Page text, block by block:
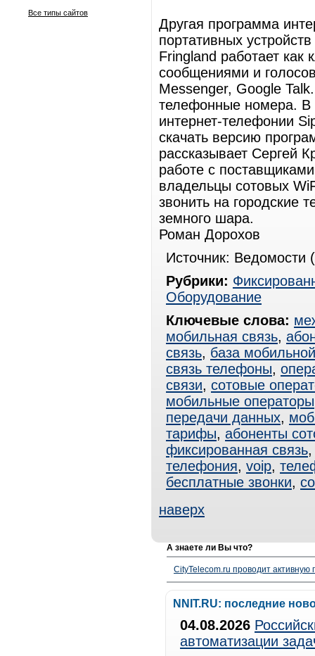
Все типы сайтов
Другая программа
портативных
Fringland работает как
сообщениями и
Messenger, Google
телефонные номера. В
интернет-телефонии
скачать версию
рассказывает Сергей
работе с
владельцы сотовых
звонить на городские
земного шара.
Роман Дорохов
Источник: Ведомости (
Рубрики:
Оборудование
Ключевые слова:
мобильная связь,
связь, база
связь телефоны,
связи, сотовые
мобильные операторы
передачи данных,
тарифы, абоненты
фиксированная связь
телефония, voip,
бесплатные звонки,
наверх
А знаете ли Вы что?
CityTelecom.ru проводит активную
NNIT.RU: последние
04.08.2026
автоматизации